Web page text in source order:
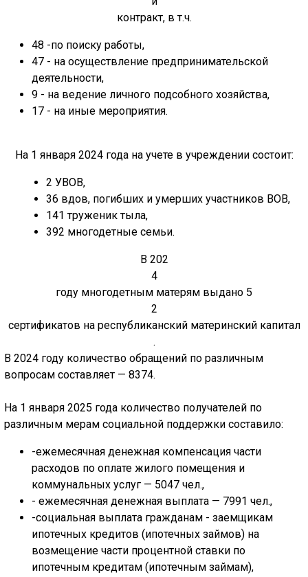
контракт, в т.ч.
48 -по поиску работы,
47 - на осуществление предпринимательской
деятельности,
9 - на ведение личного подсобного хозяйства,
17 - на иные мероприятия.
На 1 января 2024 года на учете в учреждении состоит:
2 УВОВ,
36 вдов, погибших и умерших участников ВОВ,
141труженик тыла,
392 многодетныесемьи.
В 202
4
году многодетным матерям выдано 5
2
сертификатов на республиканский материнский капитал
.
В 2024 году количество обращений по различным
вопросам составляет — 8374.
На 1 января 2025 года количество получателей по
различным мерам социальной поддержки составило:
-ежемесячная денежная компенсация части
расходов по оплате жилого помещения и
коммунальных услуг — 5047 чел.,
- ежемесячная денежная выплата — 7991 чел.,
-социальная выплата гражданам - заемщикам
ипотечных кредитов (ипотечных займов) на
возмещение части процентной ставки по
ипотечным кредитам (ипотечным займам),